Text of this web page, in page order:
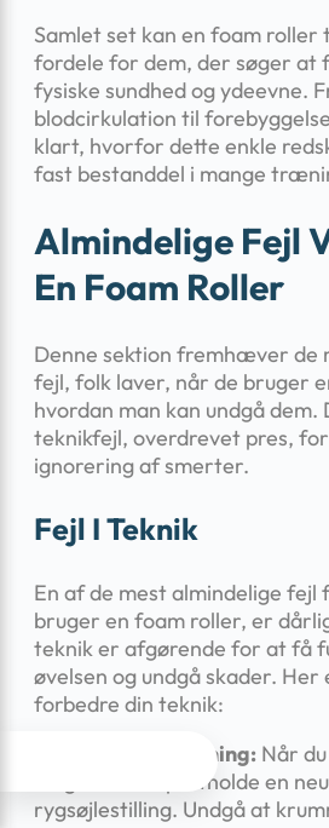
Samlet set kan en foam roller
fordele for dem, der søger at
fysiske sundhed og ydeevne.
blodcirkulation til
klart, hvorfor dette enkle
fast bestanddel i mange
Almindelige Fejl
En Foam Roller
Denne sektion fremhæver de
fejl, folk laver, når de bruger
hvordan man kan undgå dem.
teknikfejl, overdrevet pres,
ignorering af smerter.
Fejl I Teknik
En af de mest almindelige fejl
bruger en foam roller, er
teknik er afgørende for at få
øvelsen og undgå skader.
forbedre din teknik:
Hold korrekt holdning: Når
sørge for at opretholde en
rygsøjlestilling. Undgå at